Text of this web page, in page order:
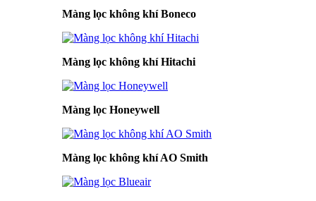
Màng lọc không khí Boneco
Màng lọc không khí Hitachi
Màng lọc Honeywell
Màng lọc không khí AO Smith